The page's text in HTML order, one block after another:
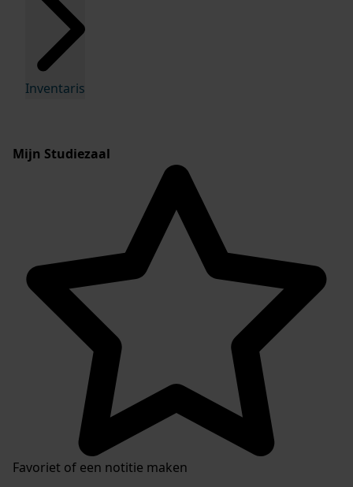
Inventaris
Mijn Studiezaal
Favoriet of een notitie maken